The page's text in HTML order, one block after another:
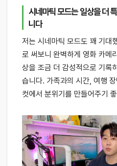
시네마틱 모드는 일상을 더
니다
저는 시네마틱 모드도 꽤 기대
로 써보니 완벽하게 영화 카메
상을 조금 더 감성적으로 기록
습니다. 가족과의 시간, 여행
컷에서 분위기를 만들어주기